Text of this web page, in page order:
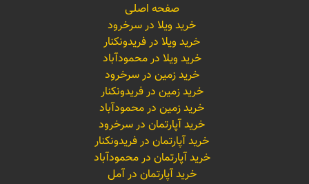
صفحه اصلی
خرید ویلا در سرخرود
خرید ویلا در فریدونکنار
خرید ویلا در محمودآباد
خرید زمین در سرخرود
خرید زمین در فریدونکنار
خرید زمین در محمودآباد
خرید آپارتمان در سرخرود
خرید آپارتمان در فریدونکنار
خرید آپارتمان در محمودآباد
خرید آپارتمان در آمل